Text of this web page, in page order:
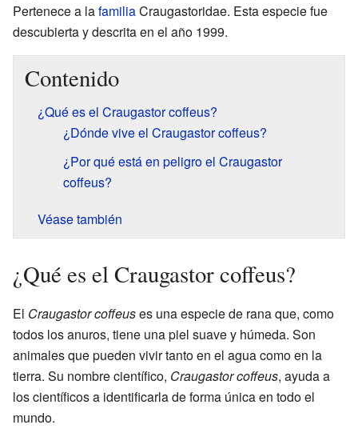
Pertenece a lafamiliaCraugastoridae. Esta especie fue
descubierta y descrita en el año 1999.
Contenido
¿Qué es el Craugastor coffeus?
¿Dónde vive el Craugastor coffeus?
¿Por qué está en peligro el Craugastor
coffeus?
Véase también
¿Qué es el Craugastor coffeus?
El Craugastor coffeuses una especie de rana que, como
todos los anuros, tiene una piel suave y húmeda. Son
animales que pueden vivir tanto en el agua como en la
tierra. Su nombre científico, Craugastor coffeus, ayuda a
los científicos a identificarla de forma única en todo el
mundo.